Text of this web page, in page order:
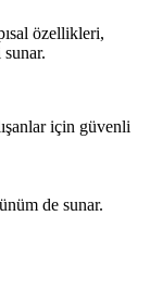
özellikleri,
için güvenli
de sunar.